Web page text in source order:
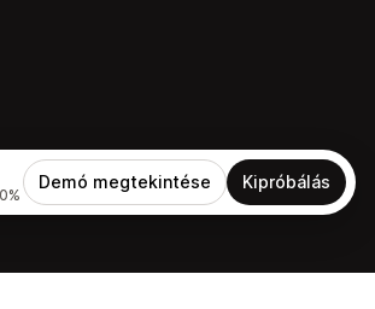
Demó megtekintése Kipróbálás